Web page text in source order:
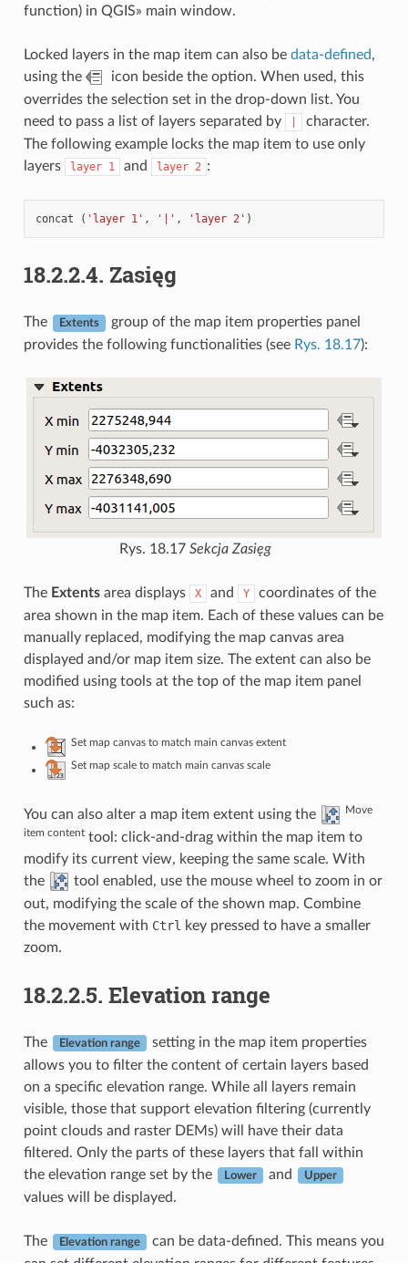
function) in QGIS» main window.
Locked layers in the map item can also be data-defined,
using the
icon beside the option. When used, this
overrides the selection set in the drop-down list. You
need to pass a list of layers separated by
character.
The following example locks the map item to use only
layers
layer 1 and layer 2 :
concat ( 'layer 1' , '|' , 'layer 2' )
18.2.2.4. Zasięg
The Extents
group of the map item properties panel
provides the following functionalities (see Rys. 18.17):
Rys. 18.17 Sekcja Zasięg
The Extentsarea displays X and Y
coordinates of the
area shown in the map item. Each of these values can be
manually replaced, modifying the map canvas area
displayed and/or map item size. The extent can also be
modified using tools at the top of the map item panel
such as:
Set map canvas to match main canvas extent
Set map scale to match main canvas scale
You can also alter a map item extent using the Move
item contenttool: click-and-drag within the map item to
modify its current view, keeping the same scale. With
the
tool enabled, use the mouse wheel to zoom in or
out, modifying the scale of the shown map. Combine
the movement with Ctrl key pressed to have a smaller
zoom.
18.2.2.5. Elevation range
The Elevation range
setting in the map item properties
allows you to filter the content of certain layers based
on a specific elevation range. While all layers remain
visible, those that support elevation filtering (currently
point clouds and raster DEMs) will have their data
filtered. Only the parts of these layers that fall within
the elevation range set by the
Lower and Upper
values will be displayed.
The Elevation range
can be data-defined. This means you